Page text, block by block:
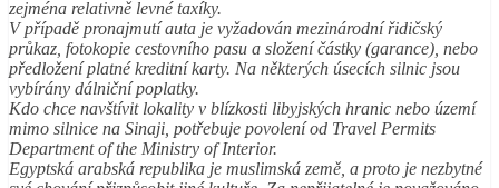
zejména relativně levné taxíky.
V případě pronajmutí auta je vyžadován mezinárodní řidičský
průkaz, fotokopie cestovního pasu a složení částky (garance), nebo
předložení platné kreditní karty. Na některých úsecích silnic jsou
vybírány dálniční poplatky.
Kdo chce navštívit lokality v blízkosti libyjských hranic nebo území
mimo silnice na Sinaji, potřebuje povolení od Travel Permits
Department of the Ministry of Interior.
Egyptská arabská republika je muslimská země, a proto je nezbytné